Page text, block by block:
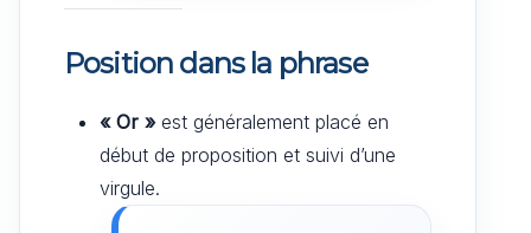
Position dans la phrase
« Or »est généralement placé en
début de proposition et suivi d’une
virgule.